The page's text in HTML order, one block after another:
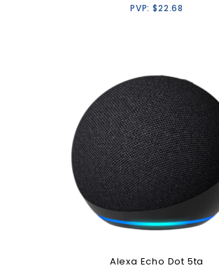
PVP:$22.68
Alexa Echo Dot 5ta